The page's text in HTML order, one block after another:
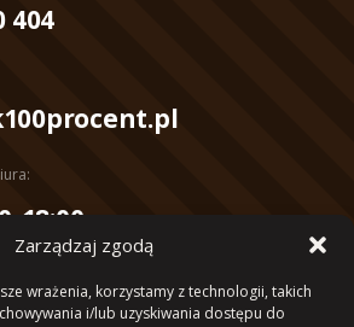
Zarządzaj zgodą
wrażenia, korzystamy z technologii, takich
i/lub uzyskiwania dostępu do
404
18:00
2017 0000 4102